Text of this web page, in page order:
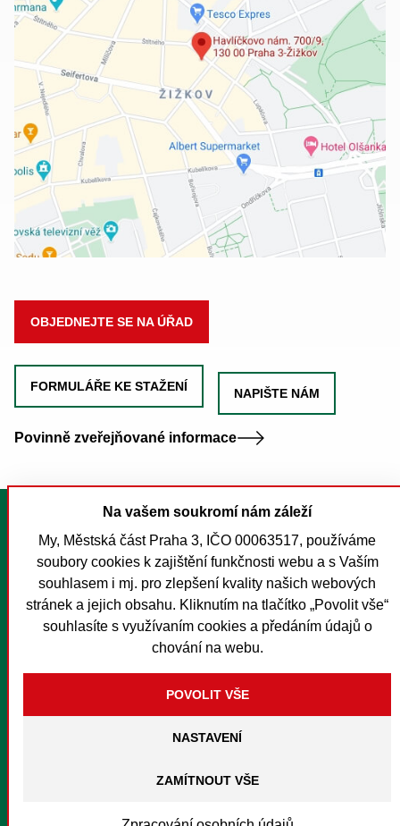
Na vašem soukromí nám záleží
My, Městská část Praha 3, IČO 00063517, používáme
soubory cookies k zajištění funkčnosti webu a s Vaším
souhlasem i mj. pro zlepšení kvality našich webových
stránek a jejich obsahu. Kliknutím na tlačítko „Povolit vše“
souhlasíte s využívaním cookies a předáním údajů o
chování na webu.
NASTAVENÍ
OBJEDNEJTE SE NA ÚŘAD
FORMULÁŘE KE STAŽENÍ NAPIŠTE NÁM
Povinně zveřejňované informace
Tisk stránky
Mapa stránek
Prohlášení o přístupnosti
Nastavení cookies
O MČ Praha 3
Kontakty
Foreign Citizens
© Městská část Praha 3